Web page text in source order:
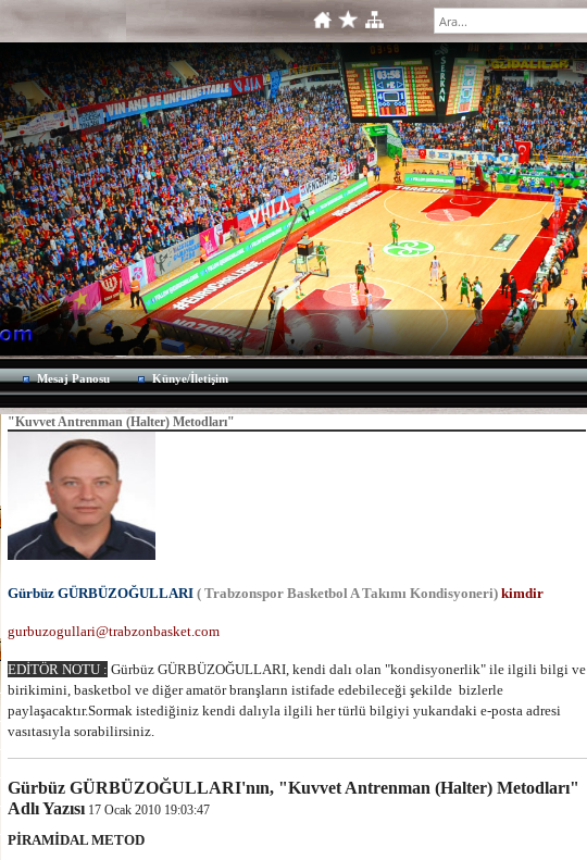
Mesaj Panosu Künye/İletişim
"Kuvvet Antrenman (Halter) Metodları"
Gürbüz GÜRBÜZOĞULLARI ( Trabzonspor Basketbol A Takımı Kondisyoneri) kimdir
gurbuzogullari@trabzonbasket.com
EDİTÖR NOTU : Gürbüz GÜRBÜZOĞULLARI, kendi dalı olan "kondisyonerlik" ile ilgili bilgi ve
birikimini, basketbol ve diğer amatör branşların istifade edebileceği şekilde bizlerle
paylaşacaktır.Sormak istediğiniz kendi dalıyla ilgili her türlü bilgiyi yukarıdaki e-posta adresi
vasıtasıyla sorabilirsiniz.
Gürbüz GÜRBÜZOĞULLARI'nın, "Kuvvet Antrenman (Halter) Metodları"
Adlı Yazısı 17 Ocak 2010 19:03:47
PİRAMİDAL METOD